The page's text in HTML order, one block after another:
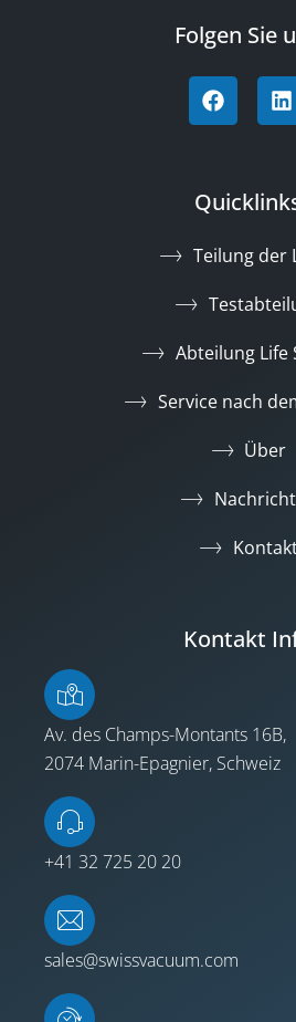
Folgen Sie
Teilung der
Abteilung Life
Service nach
Über
Kontakt
Av. des Champs-Montants 16B,
2074 Marin-Epagnier, Schweiz
+41 32 725 20 20
sales@swissvacuum.com